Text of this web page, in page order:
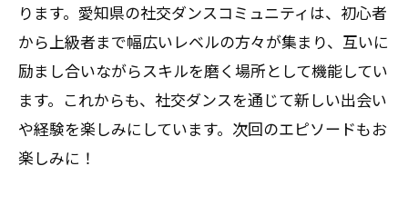
ります。愛知県の社交ダンスコミュニティは、初心者
から上級者まで幅広いレベルの方々が集まり、互いに
励まし合いながらスキルを磨く場所として機能してい
ます。これからも、社交ダンスを通じて新しい出会い
や経験を楽しみにしています。次回のエピソードもお
楽しみに！